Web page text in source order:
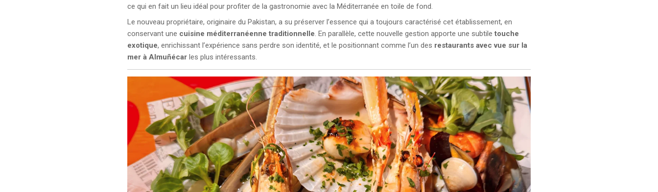
ce qui en fait un lieu idéal pour profiter de la gastronomie avec la Méditerranée en toile de fond.
Le nouveau propriétaire, originaire du Pakistan, a su préserver l’essence qui a toujours caractérisé cet établissement, en
conservant une cuisine méditerranéenne traditionnelle. En parallèle, cette nouvelle gestion apporte une subtiletouche
exotique, enrichissant l’expérience sans perdre son identité, et le positionnant comme l’un des restaurants avec vue sur la
mer à Almuñécar les plus intéressants.